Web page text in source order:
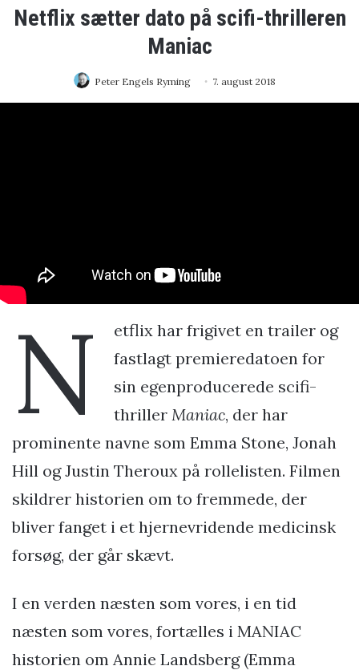
Netflix sætter dato på scifi-thrilleren
Maniac
Peter Engels Ryming 7. august 2018
N
etflix har frigivet en trailer og
fastlagt premieredatoen for
sin egenproducerede scifi-
thriller Maniac, der har
prominente navne som Emma Stone, Jonah
Hill og Justin Theroux på rollelisten. Filmen
skildrer historien om to fremmede, der
bliver fanget i et hjernevridende medicinsk
forsøg, der går skævt.
I en verden næsten som vores, i en tid
næsten som vores, fortælles i MANIAC
historien om Annie Landsberg (Emma